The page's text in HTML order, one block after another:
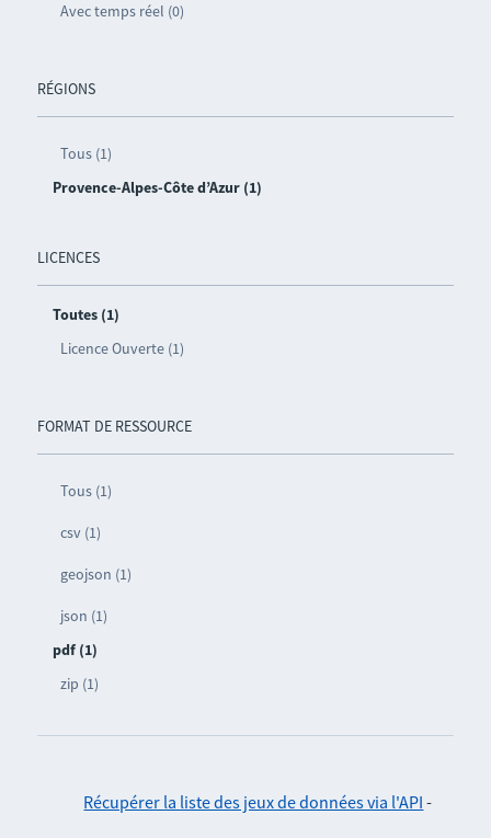
Avec temps réel (0)
RÉGIONS
Tous (1)
Provence-Alpes-Côte d’Azur (1)
LICENCES
Toutes (1)
Licence Ouverte (1)
FORMAT DE RESSOURCE
Tous (1)
csv (1)
geojson (1)
json (1)
pdf (1)
zip (1)
Récupérer la liste des jeux de données via l'API -